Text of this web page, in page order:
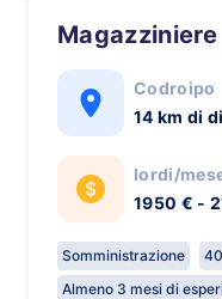
Magazziniere
Codroipo
14 km di
lordi/
1950 € -
Somministrazione
Almeno 3 mesi di